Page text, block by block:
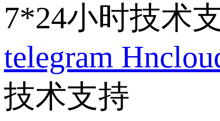
7*24小时技术
telegram
技术支持